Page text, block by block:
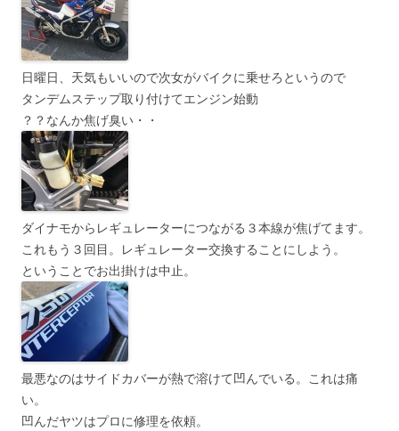
日曜日、天気もいいので次女がバイクに乗せろというので
タンデムステップ取り付けてエンジン始動
？？なんか焦げ臭い・・
ダイナモからレギュレーターにつながる３本線が焦げてます。
これもう３回目。レギュレーター交換することにしよう。
ということでお出掛けは中止。
最悪なのはサイドカバーが熱で溶けて凹んでいる。これは痛
い。
凹んだヤツはプロに修理を依頼。